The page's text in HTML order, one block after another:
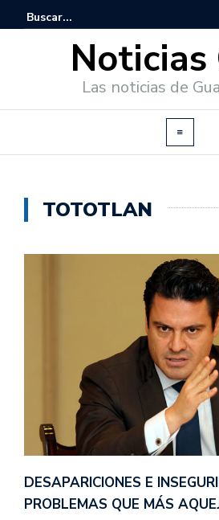
Noticias
Las noticias de
TOTOTLAN
DESAPARICIONES E
PROBLEMAS QUE MÁS